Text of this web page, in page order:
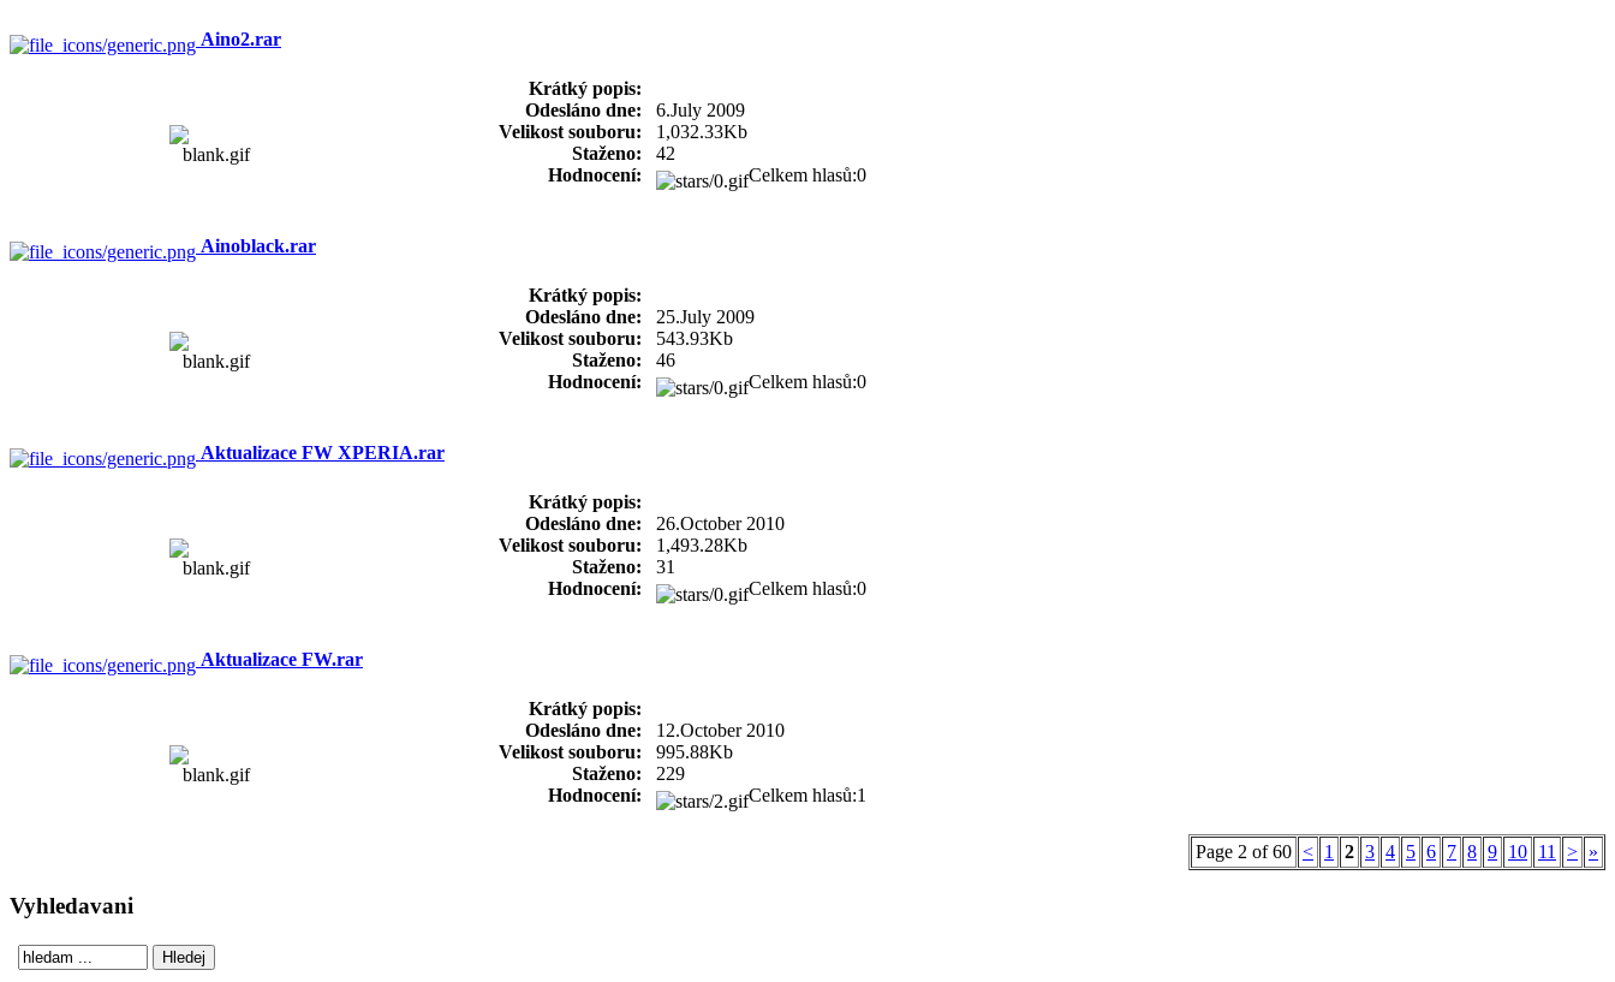
Aino2.rar
Krátký popis:
Odesláno dne:
6.July 2009
Velikost souboru:
1,032.33Kb
Staženo:
42
Hodnocení:
Celkem hlasů:0
Ainoblack.rar
Krátký popis:
Odesláno dne:
25.July 2009
Velikost souboru:
543.93Kb
Staženo:
46
Hodnocení:
Celkem hlasů:0
Aktualizace FW XPERIA.rar
Krátký popis:
Odesláno dne:
26.October 2010
Velikost souboru:
1,493.28Kb
Staženo:
31
Hodnocení:
Celkem hlasů:0
Aktualizace FW.rar
Krátký popis:
Odesláno dne:
12.October 2010
Velikost souboru:
995.88Kb
Staženo:
229
Hodnocení:
Celkem hlasů:1
Page 2 of 60 < 1 2 3 4 5 6 7 8 9 10 11 > »
Vyhledavani